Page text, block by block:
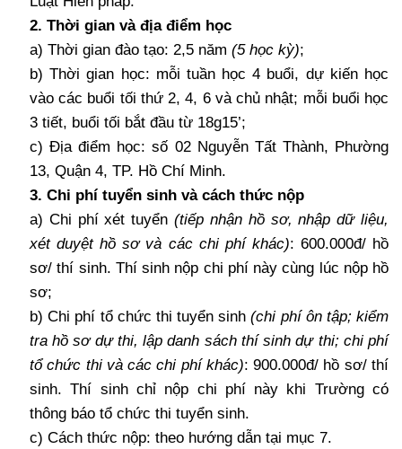
2. Thời gian và địa điểm học
a) Thời gian đào tạo: 2,5 năm (5 học kỳ);
b) Thời gian học: mỗi tuần học 4 buổi, dự kiến học
vào các buổi tối thứ 2, 4, 6 và chủ nhật; mỗi buổi học
3 tiết, buổi tối bắt đầu từ 18g15’;
c) Địa điểm học: số 02 Nguyễn Tất Thành, Phường
13, Quận 4, TP. Hồ Chí Minh.
3. Chi phí tuyển sinh và cách thức nộp
a) Chi phí xét tuyển(tiếp nhận hồ sơ, nhập dữ liệu,
xét duyệt hồ sơ và các chi phí khác): 600.000đ/ hồ
sơ/ thí sinh. Thí sinh nộp chi phí này cùng lúc nộp hồ
sơ;
b)Chi phí tổ chức thi tuyển sinh(chi phí ôn tập; kiểm
tra hồ sơ dự thi, lập danh sách thí sinh dự thi; chi phí
tổ chức thi và các chi phí khác): 900.000đ/ hồ sơ/ thí
sinh. Thí sinh chỉ nộp chi phí này khi Trường có
thông báo tổ chức thi tuyển sinh.
c) Cách thức nộp: theo hướng dẫn tại mục 7.